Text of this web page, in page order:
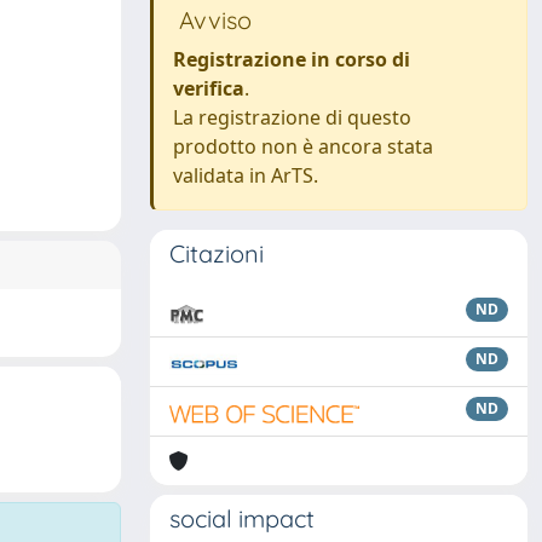
Avviso
Registrazione in corso di
verifica.
La registrazione di questo
prodotto non è ancora stata
validata in ArTS.
Citazioni
ND
ND
ND
social impact